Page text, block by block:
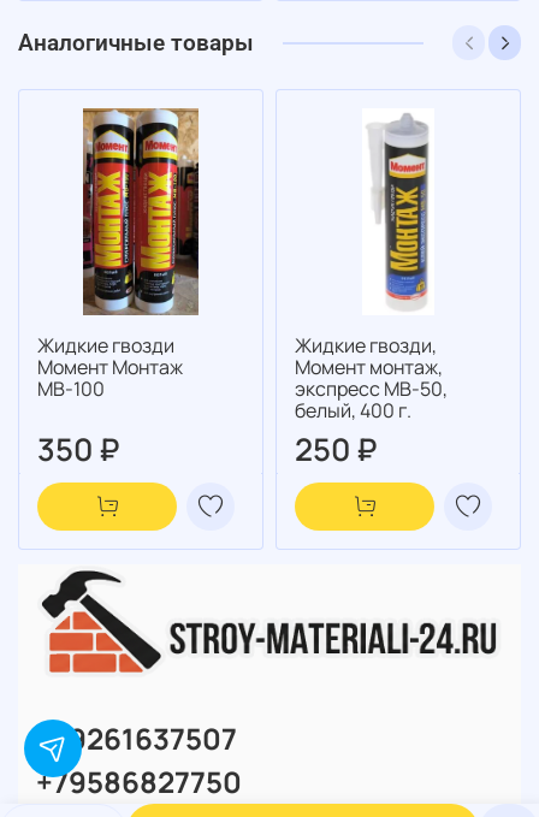
Аналогичные товары
Жидкие гвозди
Момент Монтаж
МВ-100
350 ₽
Жидкие гвозди,
Момент монтаж,
экспресс МВ-50,
белый, 400 г.
250 ₽
+79261637507
+79586827750